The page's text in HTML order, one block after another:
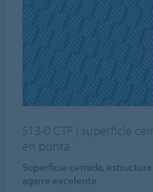
S13-0 CTP | superficie
en punta
Superficie cerrada,
agarre excelente.